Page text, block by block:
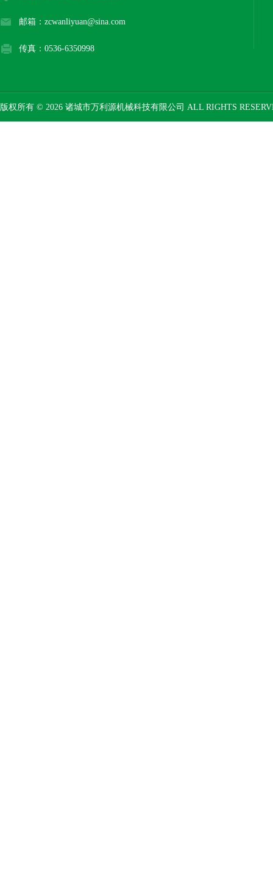
邮箱：zcwanliyuan@sina.com
传真：0536-6350998
版权所有 © 2026 诸城市万利源机械科技有限公司 ALL RIGHTS